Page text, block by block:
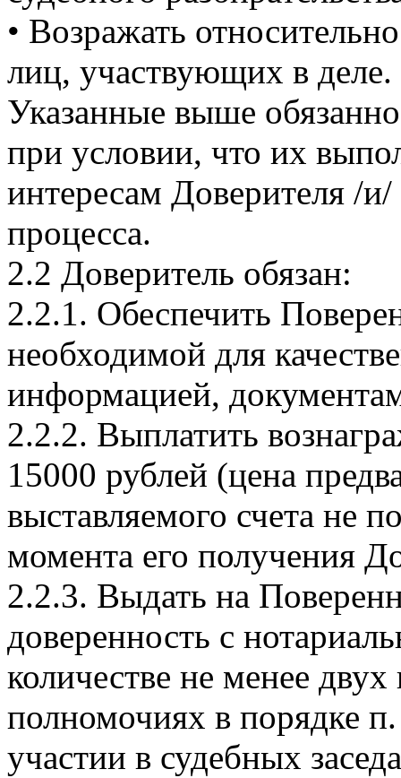
• Возражать
лиц, участвующих в деле.
Указанные выше
при условии, что их
интересам Доверителя /
процесса.
2.2 Доверитель обязан:
2.2.1. Обеспечить
необходимой для
информацией,
2.2.2. Выплатить
15000 рублей (цена
выставляемого счета не
момента его получения
2.2.3. Выдать на
доверенность с
количестве не менее двух
полномочиях в порядке
участии в судебных